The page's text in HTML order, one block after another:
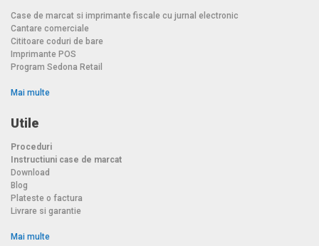
Case de marcat si imprimante fiscale cu jurnal electronic
Cantare comerciale
Cititoare coduri de bare
Imprimante POS
Program Sedona Retail
Mai multe
Utile
Proceduri
Instructiuni case de marcat
Download
Blog
Plateste o factura
Livrare si garantie
Mai multe